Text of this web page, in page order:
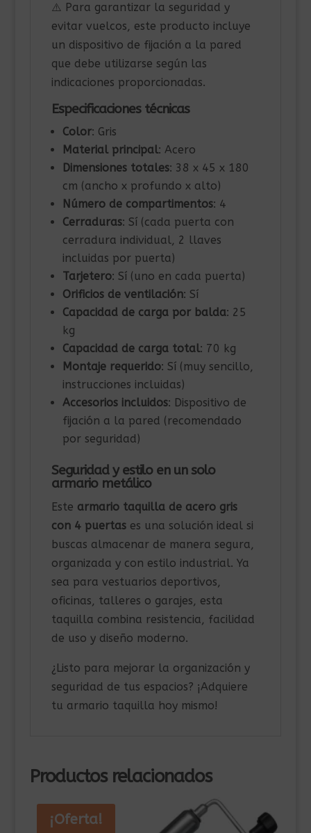
⚠️ Para garantizar la seguridad y
evitar vuelcos, este producto incluye
un dispositivo de fijación a la pared
que debe utilizarse según las
indicaciones proporcionadas.
Especificaciones técnicas
Color: Gris
Material principal: Acero
Dimensiones totales: 38 x 45 x 180
cm (ancho x profundo x alto)
Número de compartimentos: 4
Cerraduras: Sí (cada puerta con
cerradura individual, 2 llaves
incluidas por puerta)
Tarjetero: Sí (uno en cada puerta)
Orificios de ventilación: Sí
Capacidad de carga por balda: 25
kg
Capacidad de carga total: 70 kg
Montaje requerido: Sí (muy sencillo,
instrucciones incluidas)
Accesorios incluidos: Dispositivo de
fijación a la pared (recomendado
por seguridad)
Seguridad y estilo en un solo
armario metálico
Este armario taquilla de acero gris
con 4 puertases una solución ideal si
buscas almacenar de manera segura,
organizada y con estilo industrial. Ya
sea para vestuarios deportivos,
oficinas, talleres o garajes, esta
taquilla combina resistencia, facilidad
de uso y diseño moderno.
¿Listo para mejorar la organización y
seguridad de tus espacios? ¡Adquiere
tu armario taquilla hoy mismo!
Productos relacionados
¡Oferta!